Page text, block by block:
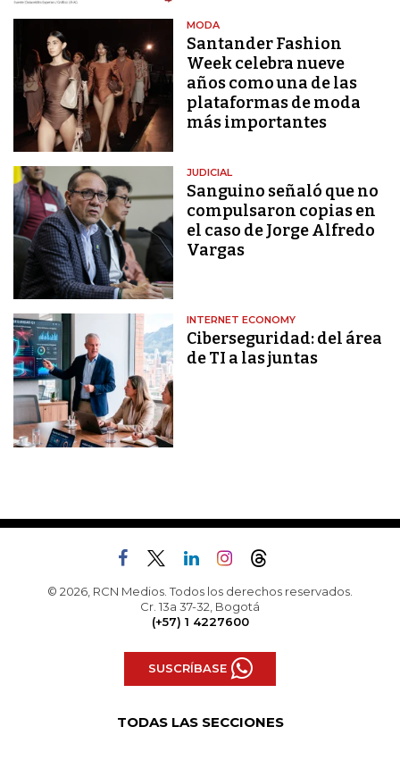
MODA
Santander Fashion
Week celebra nueve
años como una de las
plataformas de moda
más importantes
JUDICIAL
Sanguino señaló que no
compulsaron copias en
el caso de Jorge Alfredo
Vargas
INTERNET ECONOMY
Ciberseguridad: del área
de TI a las juntas
© 2026, RCN Medios. Todos los derechos reservados.
Cr. 13a 37-32, Bogotá
(+57) 1 4227600
SUSCRÍBASE
TODAS LAS SECCIONES